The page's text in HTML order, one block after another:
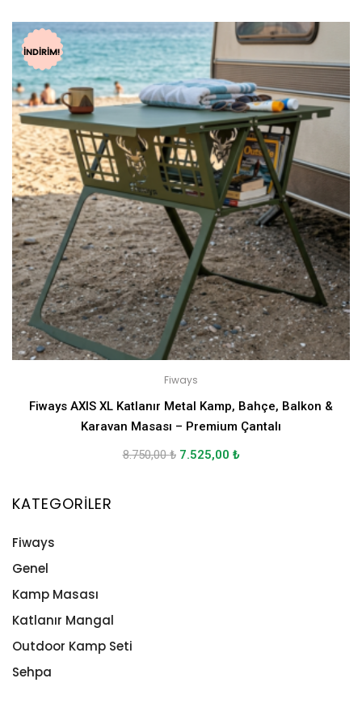
İNDIRIM!
Fiways
Fiways AXIS XL Katlanır Metal Kamp, Bahçe, Balkon &
Karavan Masası – Premium Çantalı
8.750,00₺ 7.525,00 ₺
KATEGORILER
Fiways
Genel
Kamp Masası
Katlanır Mangal
Outdoor Kamp Seti
Sehpa